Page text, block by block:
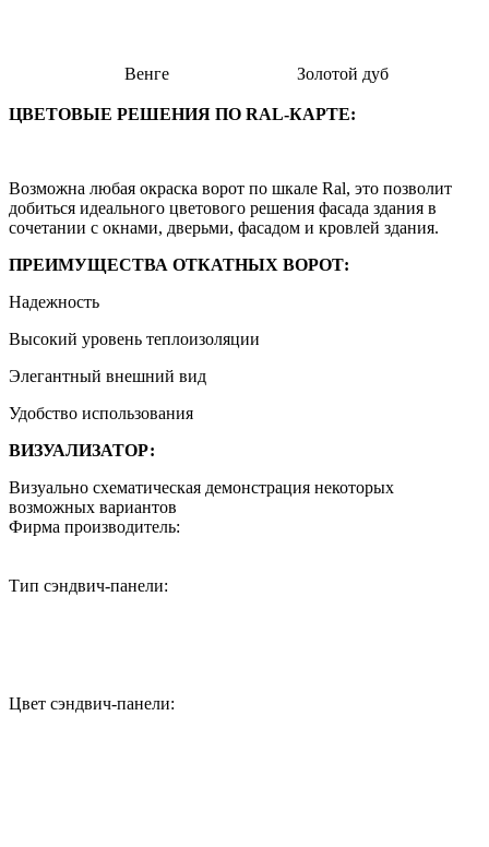
Венге Золотой дуб
ЦВЕТОВЫЕ РЕШЕНИЯ ПО RAL-КАРТЕ:
Возможна любая окраска ворот по шкале Ral, это позволит
добиться идеального цветового решения фасада здания в
сочетании с окнами, дверьми, фасадом и кровлей здания.
ПРЕИМУЩЕСТВА ОТКАТНЫХ ВОРОТ:
Надежность
Высокий уровень теплоизоляции
Элегантный внешний вид
Удобство использования
ВИЗУАЛИЗАТОР:
Визуально схематическая демонстрация некоторых
возможных вариантов
Фирма производитель:
Тип сэндвич-панели:
Цвет сэндвич-панели: